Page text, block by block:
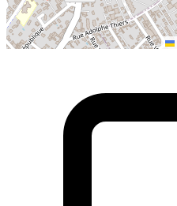
Localisation en cours...